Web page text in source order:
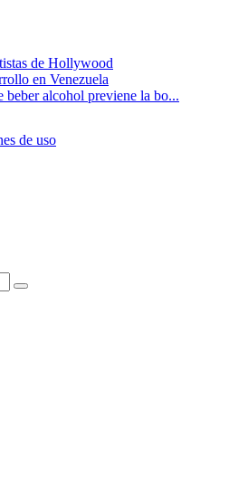
de Hollywood
en Venezuela
beber alcohol previene la bo...
de uso